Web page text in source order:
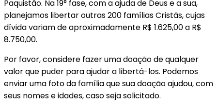
Paquistão. Na 19° fase, com a ajuda de Deus e a sua,
planejamos libertar outras 200 famílias Cristãs, cujas
dívida variam de aproximadamente R$ 1.625,00 a R$
8.750,00.
Por favor, considere fazer uma doação de qualquer
valor que puder para ajudar a libertá-los. Podemos
enviar uma foto da família que sua doação ajudou, com
seus nomes e idades, caso seja solicitado.